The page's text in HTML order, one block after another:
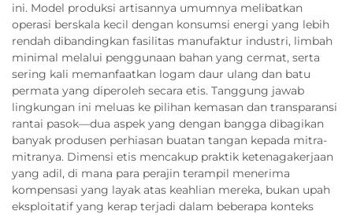
ini. Model produksi artisannya umumnya melibatkan
operasi berskala kecil dengan konsumsi energi yang lebih
rendah dibandingkan fasilitas manufaktur industri, limbah
minimal melalui penggunaan bahan yang cermat, serta
sering kali memanfaatkan logam daur ulang dan batu
permata yang diperoleh secara etis. Tanggung jawab
lingkungan ini meluas ke pilihan kemasan dan transparansi
rantai pasok—dua aspek yang dengan bangga dibagikan
banyak produsen perhiasan buatan tangan kepada mitra-
mitranya. Dimensi etis mencakup praktik ketenagakerjaan
yang adil, di mana para perajin terampil menerima
kompensasi yang layak atas keahlian mereka, bukan upah
eksploitatif yang kerap terjadi dalam beberapa konteks